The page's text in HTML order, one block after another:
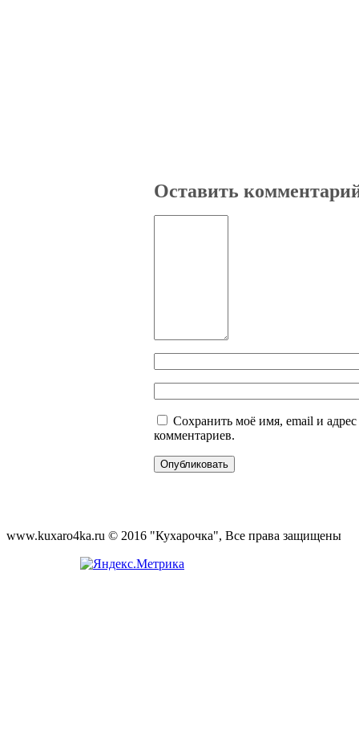
Оставить
Сохранить моё имя, email и
комментариев.
www.kuxaro4ka.ru © 2016 "Кухарочка", Все права защищены